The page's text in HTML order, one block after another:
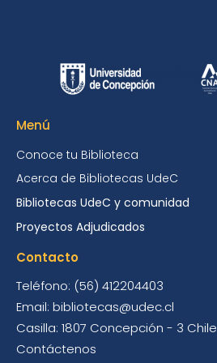
Menú
Conoce tu Biblioteca
Acerca de Bibliotecas UdeC
Bibliotecas UdeC y comunidad
Proyectos Adjudicados
Contacto
Teléfono: (56) 412204403
Email: bibliotecas@udec.cl
Casilla: 1807 Concepción - 3 Chile
Contáctenos